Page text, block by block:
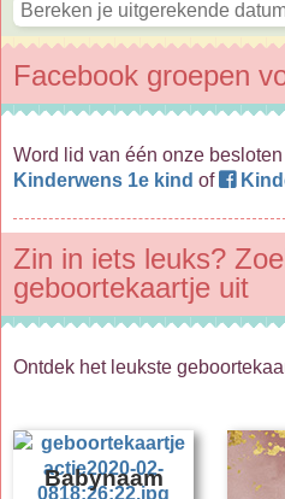
Facebook groepen
Word lid van één onze
Kinderwens 1e kind of
Zin in iets leuks?
geboortekaartje uit
Ontdek het leukste
Babynaam